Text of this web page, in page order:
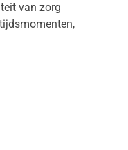
van zorg